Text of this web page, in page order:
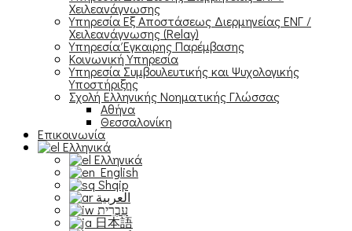
Χειλεανάγνωσης
Υπηρεσία Εξ Αποστάσεως Διερμηνείας ΕΝΓ /
Χειλεανάγνωσης (Relay)
Υπηρεσία Έγκαιρης Παρέμβασης
Κοινωνική Υπηρεσία
Υπηρεσία Συμβουλευτικής και Ψυχολογικής
Υποστήριξης
Σχολή Ελληνικής Νοηματικής Γλώσσας
Αθήνα
Θεσσαλονίκη
Επικοινωνία
Ελληνικά
Ελληνικά
English
Shqip
العربية
עִבְרִית
日本語